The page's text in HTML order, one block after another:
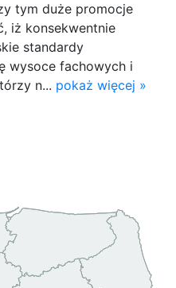
tym duże promocje
iż konsekwentnie
standardy
wysoce fachowych i
n... pokaż więcej »